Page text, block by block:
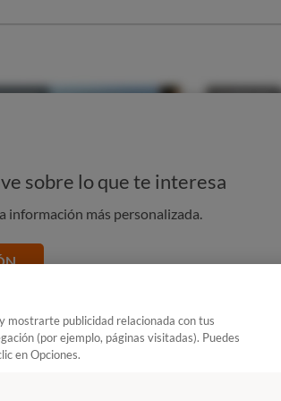
sobre lo que te interesa
información más personalizada.
OCU en tus fuentes favoritas de Google
mostrarte publicidad relacionada con tus
(por ejemplo, páginas visitadas). Puedes
en Opciones.